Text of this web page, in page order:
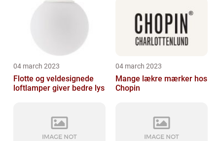
04 march 2023
Flotte og veldesignede
loftlamper giver bedre lys
04 march 2023
Mange lækre mærker hos
Chopin